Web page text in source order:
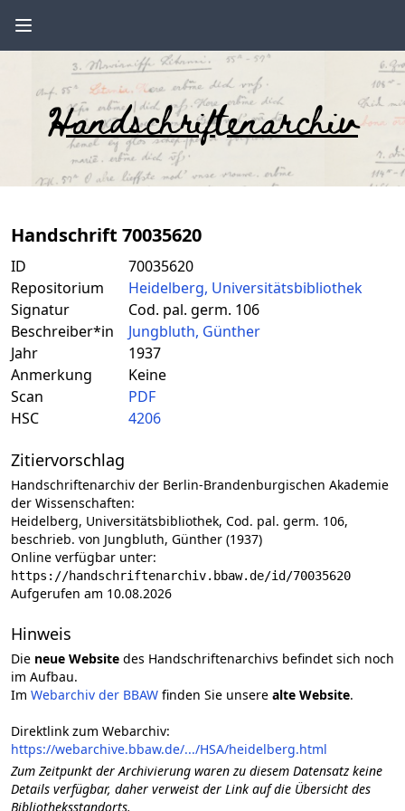
Handschriftenarchiv
Handschrift 70035620
ID
70035620
Repositorium
Heidelberg, Universitätsbibliothek
Signatur
Cod. pal. germ. 106
Beschreiber*in
Jungbluth, Günther
Jahr
1937
Anmerkung
Keine
Scan
PDF
HSC
4206
Zitiervorschlag
Handschriftenarchiv der Berlin-Brandenburgischen Akademie
der Wissenschaften:
Heidelberg, Universitätsbibliothek, Cod. pal. germ. 106,
beschrieb. von Jungbluth, Günther (1937)
Online verfügbar unter:
https://handschriftenarchiv.bbaw.de/id/70035620
Aufgerufen am 10.08.2026
Hinweis
Die neue Website des Handschriftenarchivs befindet sich noch
im Aufbau.
Im Webarchiv der BBAW finden Sie unsere alte Website.
Direktlink zum Webarchiv:
https://webarchive.bbaw.de/.../HSA/heidelberg.html
Zum Zeitpunkt der Archivierung waren zu diesem Datensatz keine
Details verfügbar, daher verweist der Link auf die Übersicht des
Bibliotheksstandorts.